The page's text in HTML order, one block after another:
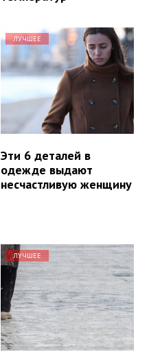
ЛУЧШЕЕ
Эти 6 деталей в
одежде выдают
несчастливую женщину
ЛУЧШЕЕ